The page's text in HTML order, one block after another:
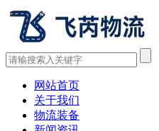
网站首页
关于我们
物流装备